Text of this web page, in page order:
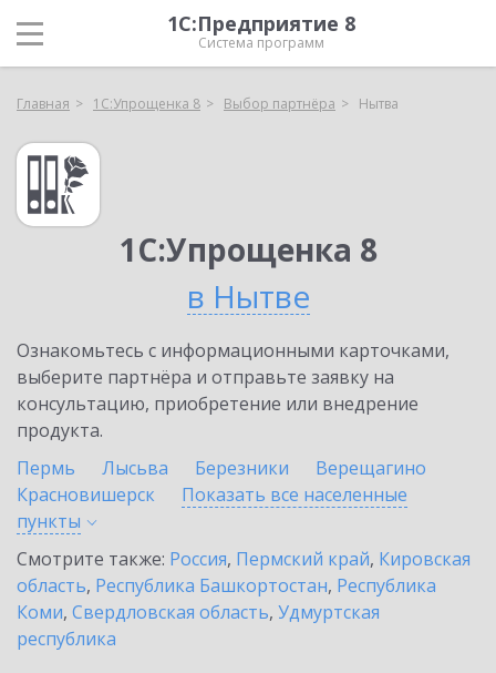
1С:Предприятие 8
Система программ
Главная 1С:Упрощенка 8 Выбор партнёра Нытва
1С:Упрощенка 8
в Нытве
Ознакомьтесь с информационными карточками,
выберите партнёра и отправьте заявку на
консультацию, приобретение или внедрение
продукта.
Пермь
Лысьва Березники
Верещагино
Красновишерск
Показать все населенные
пункты
Смотрите также: Россия, Пермский край, Кировская
область, Республика Башкортостан, Республика
Коми, Свердловская область, Удмуртская
республика